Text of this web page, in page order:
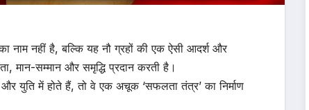
नाम नहीं है, बल्कि यह नौ ग्रहों की एक ऐसी आदर्श और
मान-सम्मान और समृद्धि प्रदान करती है।
युति में होते हैं, तो वे एक अचूक ‘सफलता तंत्र’ का निर्माण